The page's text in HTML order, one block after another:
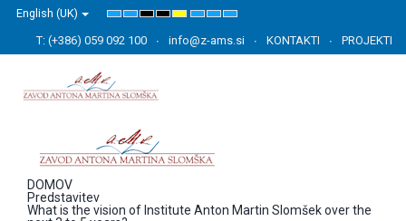
English (UK)
Default
NightHigh
Black
High
Black
Yellow
High
Yellow
Black
Set
Font
Set
Font
Set
Font
T: (+386) 059 092 100 info@z-ams.si KONTAKTI PROJEKTI
DOMOV
Predstavitev
What is the vision of Institute Anton Martin Slomšek over the